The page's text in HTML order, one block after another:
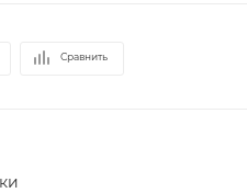
Сравнить